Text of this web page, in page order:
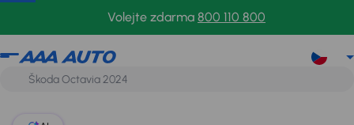
Volejte zdarma 800 110 800
Lexus